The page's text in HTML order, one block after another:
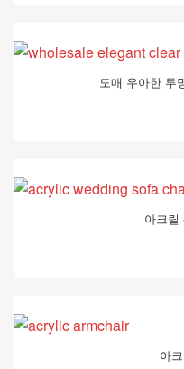
도매 우아한 투
아크릴
아